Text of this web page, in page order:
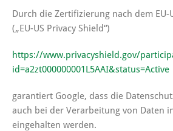
Durch die Zertifizierung nach dem EU-
(„EU-US Privacy Shield“)
https://www.privacyshield.gov/
id=a2zt000000001L5AAI&status=Active
garantiert Google, dass die
auch bei der Verarbeitung von Daten
eingehalten werden.